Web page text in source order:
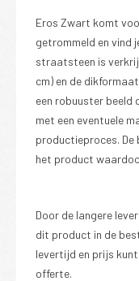
Eros Zwart komt
getrommeld en vind
straatsteen is
cm) en de
een robuuster beeld
met een eventuele
productieproces. De
het product
Door de langere
dit product in de
levertijd en prijs
offerte.